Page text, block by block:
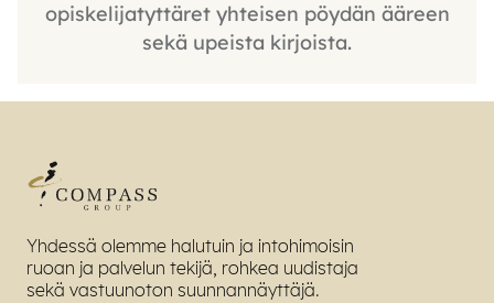
opiskelijatyttäret yhteisen pöydän ääreen
sekä upeista kirjoista.
Yhdessä olemme halutuin ja intohimoisin
ruoan ja palvelun tekijä, rohkea uudistaja
sekä vastuunoton suunnannäyttäjä.